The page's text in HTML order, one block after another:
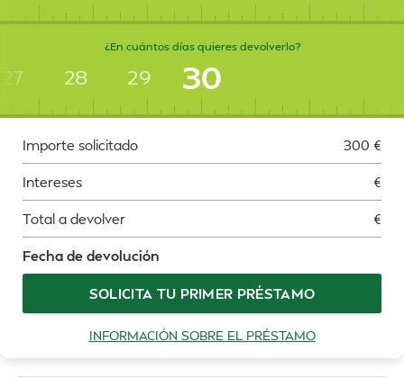
¿En cuántos días quieres devolverlo?
27 28 29 30
Importe solicitado 300 €
Intereses €
Total a devolver €
Fecha de devolución
SOLICITA TU PRIMER PRÉSTAMO
INFORMACIÓN SOBRE EL PRÉSTAMO